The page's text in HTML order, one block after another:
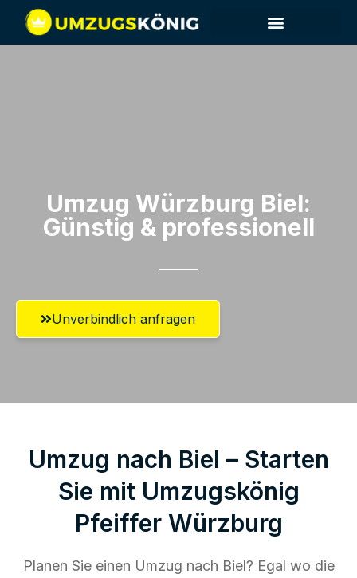
Umzug Würzburg​ Biel:
Günstig & professionell​
Unverbindlich anfragen
Umzug nach Biel – Starten
Sie mit Umzugskönig
Pfeiffer Würzburg
Planen Sie einen Umzug nach Biel? Egal wo die